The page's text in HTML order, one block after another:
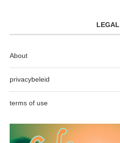
LEGAL
About
privacybeleid
terms of use